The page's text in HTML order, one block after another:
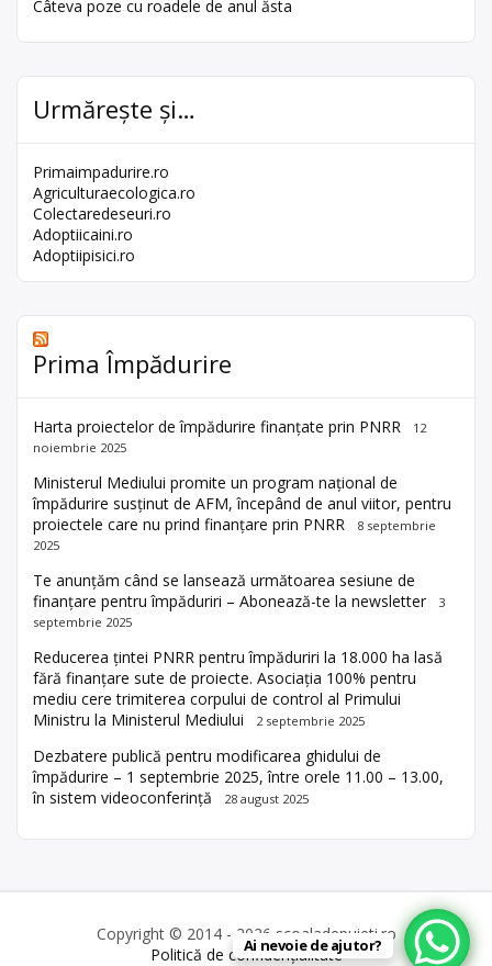
Câteva poze cu roadele de anul ăsta
Urmărește și…
Primaimpadurire.ro
Agriculturaecologica.ro
Colectaredeseuri.ro
Adoptiicaini.ro
Adoptiipisici.ro
Prima Împădurire
Harta proiectelor de împădurire finanțate prin PNRR
12
noiembrie 2025
Ministerul Mediului promite un program național de
împădurire susținut de AFM, începând de anul viitor, pentru
proiectele care nu prind finanțare prin PNRR
8 septembrie
2025
Te anunțăm când se lansează următoarea sesiune de
finanțare pentru împăduriri – Abonează-te la newsletter
3
septembrie 2025
Reducerea țintei PNRR pentru împăduriri la 18.000 ha lasă
fără finanțare sute de proiecte. Asociația 100% pentru
mediu cere trimiterea corpului de control al Primului
Ministru la Ministerul Mediului
2 septembrie 2025
Dezbatere publică pentru modificarea ghidului de
împădurire – 1 septembrie 2025, între orele 11.00 – 13.00,
în sistem videoconferință
28 august 2025
Copyright © 2014 - 2026 scoaladepuieti.ro
Politică de confidențialitate
Ai nevoie de ajutor?